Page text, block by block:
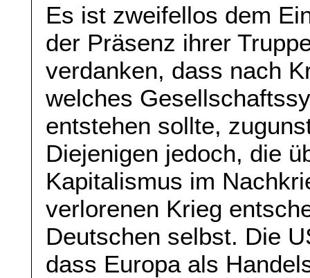
Es ist zweifellos dem
der Präsenz ihrer
verdanken, dass nach
welches
entstehen sollte,
Diejenigen jedoch, die
Kapitalismus im
verlorenen Krieg
Deutschen selbst. Die
dass Europa als